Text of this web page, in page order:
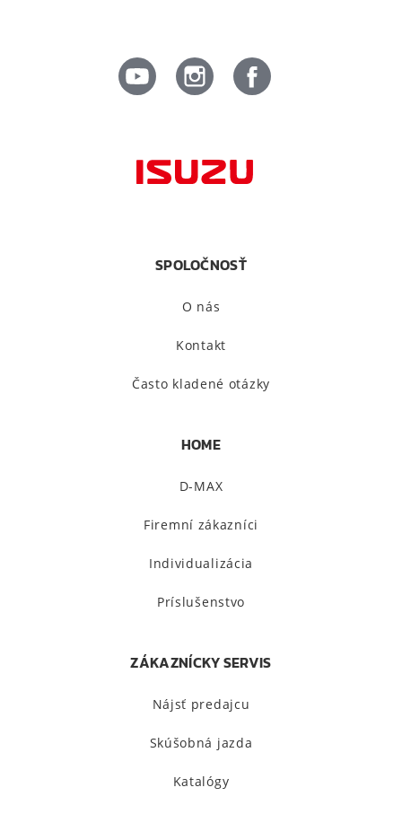
SPOLOČNOSŤ
O nás
Kontakt
Často kladené otázky
HOME
D-MAX
Firemní zákazníci
Individualizácia
Príslušenstvo
ZÁKAZNÍCKY SERVIS
Nájsť predajcu
Skúšobná jazda
Katalógy